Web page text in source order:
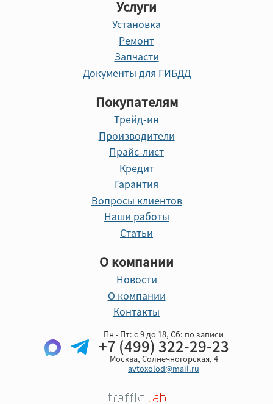
Услуги
Установка
Ремонт
Запчасти
Документы для ГИБДД
Покупателям
Трейд-ин
Производители
Прайс-лист
Кредит
Гарантия
Вопросы клиентов
Наши работы
Статьи
О компании
Новости
О компании
Контакты
Пн - Пт: с 9 до 18, Cб: по записи
+7 (499) 322-29-23
Москва, Солнечногорская, 4
avtoxolod@mail.ru